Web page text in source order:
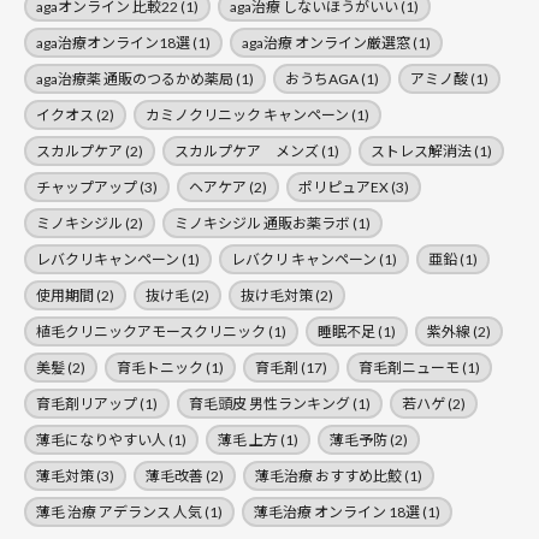
agaオンライン 比較22 (1) aga治療 しないほうがいい(1)
aga治療オンライン18選(1) aga治療 オンライン厳選窓(1)
aga治療薬 通販のつるかめ薬局 (1) おうちAGA(1) アミノ酸(1)
イクオス (2) カミノクリニック キャンペーン (1)
スカルプケア (2) スカルプケア メンズ(1) ストレス解消法(1)
チャップアップ(3) ヘアケア (2) ポリピュアEX(3)
ミノキシジル (2) ミノキシジル 通販お薬ラボ (1)
レバクリキャンペーン (1) レバクリ キャンペーン (1) 亜鉛(1)
使用期間 (2) 抜け毛(2) 抜け毛対策(2)
植毛クリニックアモースクリニック (1) 睡眠不足 (1) 紫外線(2)
美髪(2) 育毛トニック (1) 育毛剤 (17) 育毛剤ニューモ (1)
育毛剤リアップ(1) 育毛頭皮 男性ランキング(1) 若ハゲ(2)
薄毛になりやすい人 (1) 薄毛 上方(1) 薄毛予防(2)
薄毛対策(3) 薄毛改善 (2) 薄毛治療 おすすめ比鮫(1)
薄毛 治療 アデランス 人気(1) 薄毛治療 オンライン 18選(1)